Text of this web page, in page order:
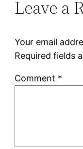
Leave a
Your email
Required fields
Comment *